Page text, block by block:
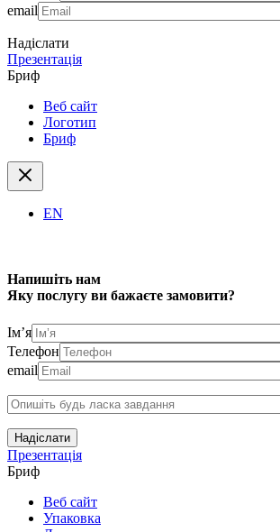
email
Надіслати
Презентація
Бриф
Веб сайт
Логотип
Бриф
EN
Напишіть нам
Яку послугу ви бажаєте замовити?
Ім’я
Телефон
email
Надіслати
Презентація
Бриф
Веб сайт
Упаковка